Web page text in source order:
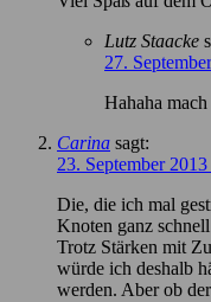
Lutz Staacke
27.
Hahaha mach
Carina sagt:
23. September
Die, die ich mal
Knoten ganz
Trotz Stärken mit
würde ich deshalb
werden. Aber ob